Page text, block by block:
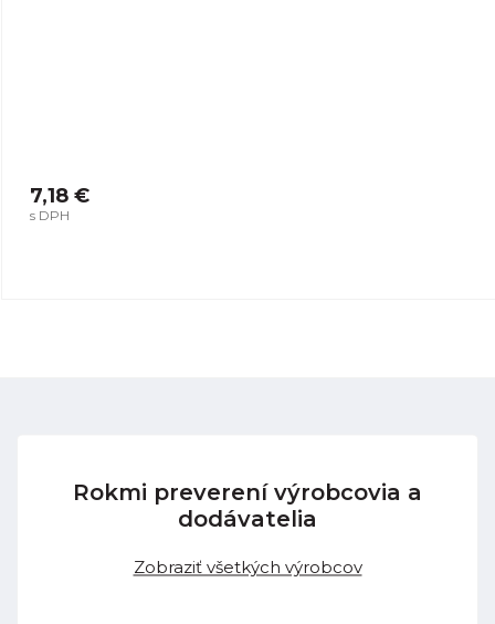
7,18 €
s DPH
Rokmi preverení výrobcovia a
dodávatelia
Zobraziť všetkých výrobcov